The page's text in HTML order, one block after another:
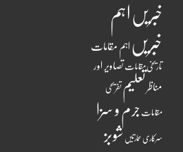
خبریں اہم
خبریں اہم مقامات
تاریخی مقامات تصاویر اور
مناظر تعلیم تفریحی
مقامات جرم و سزا
سرکاری عمارتیں شوبز